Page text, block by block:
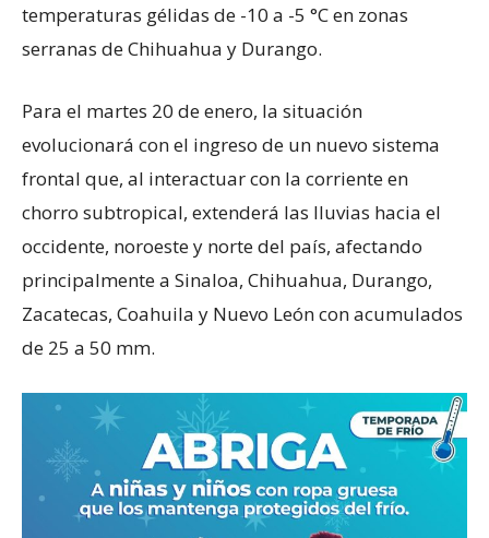
temperaturas gélidas de -10 a -5 °C en zonas
serranas de Chihuahua y Durango.
Para el martes 20 de enero, la situación
evolucionará con el ingreso de un nuevo sistema
frontal que, al interactuar con la corriente en
chorro subtropical, extenderá las lluvias hacia el
occidente, noroeste y norte del país, afectando
principalmente a Sinaloa, Chihuahua, Durango,
Zacatecas, Coahuila y Nuevo León con acumulados
de 25 a 50 mm.